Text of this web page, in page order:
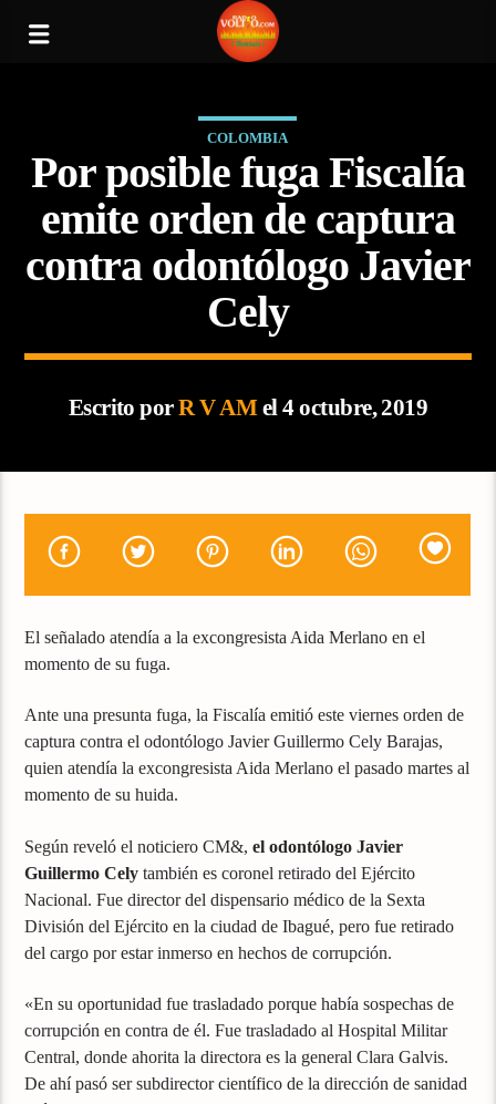
COLOMBIA
Por posible fuga Fiscalía
emite orden de captura
contra odontólogo Javier
Cely
Escrito porR V AMel 4 octubre, 2019
El señalado atendía a la excongresista Aida Merlano en el
momento de su fuga.
Ante una presunta fuga, la Fiscalía emitió este viernes orden de
captura contra el odontólogo Javier Guillermo Cely Barajas,
quien atendía la excongresista Aida Merlano el pasado martes al
momento de su huida.
Según reveló el noticiero CM&,el odontólogo Javier
Guillermo Celytambién es coronel retirado del Ejército
Nacional. Fue director del dispensario médico de la Sexta
División del Ejército en la ciudad de Ibagué, pero fue retirado
del cargo por estar inmerso en hechos de corrupción.
«En su oportunidad fue trasladado porque había sospechas de
corrupción en contra de él. Fue trasladado al Hospital Militar
Central, donde ahorita la directora es la general Clara Galvis.
De ahí pasó ser subdirector científico de la dirección de sanidad